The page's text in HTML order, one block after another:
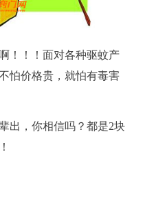
！！！面对各种驱蚊产
怕价格贵，就怕有毒害
出，你相信吗？都是2块